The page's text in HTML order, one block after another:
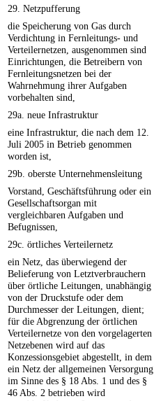
29. Netzpufferung
die Speicherung von Gas durch
Verdichtung in Fernleitungs- und
Verteilernetzen, ausgenommen sind
Einrichtungen, die Betreibern von
Fernleitungsnetzen bei der
Wahrnehmung ihrer Aufgaben
vorbehalten sind,
29a. neue Infrastruktur
eine Infrastruktur, die nach dem 12.
Juli 2005 in Betrieb genommen
worden ist,
29b. oberste Unternehmensleitung
Vorstand, Geschäftsführung oder ein
Gesellschaftsorgan mit
vergleichbaren Aufgaben und
Befugnissen,
29c. örtliches Verteilernetz
ein Netz, das überwiegend der
Belieferung von Letztverbrauchern
über örtliche Leitungen, unabhängig
von der Druckstufe oder dem
Durchmesser der Leitungen, dient;
für die Abgrenzung der örtlichen
Verteilernetze von den vorgelagerten
Netzebenen wird auf das
Konzessionsgebiet abgestellt, in dem
ein Netz der allgemeinen Versorgung
im Sinne des § 18 Abs. 1 und des §
46 Abs. 2 betrieben wird